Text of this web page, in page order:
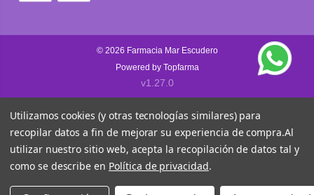
© 2026 Farmacia Mar Escudero
Powered by Topfarma
v1.27.0
Utilizamos cookies (y otras tecnologías similares) para
recopilar datos a fin de mejorar su experiencia de compra.Al
utilizar nuestro sitio web, acepta la recopilación de datos tal y
como se describe en Política de privacidad.